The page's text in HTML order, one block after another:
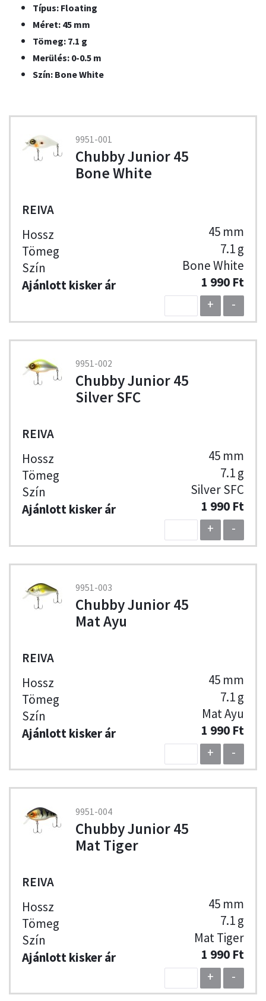
Típus: Floating
Méret: 45 mm
Tömeg: 7.1 g
Merülés: 0-0.5 m
Szín: Bone White
9951-001
Chubby Junior 45
Bone White
REIVA
45 mm
7.1 g
Bone White
1 990 Ft
+
-
9951-002
Chubby Junior 45
Silver SFC
REIVA
45 mm
7.1 g
Silver SFC
1 990 Ft
+
-
9951-003
Chubby Junior 45
Mat Ayu
REIVA
45 mm
7.1 g
Mat Ayu
1 990 Ft
+
-
9951-004
Chubby Junior 45
Mat Tiger
REIVA
45 mm
7.1 g
Mat Tiger
1 990 Ft
+
-